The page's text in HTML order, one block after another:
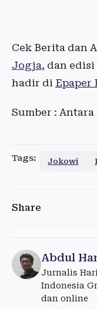
Cek Berita dan
Jogja, dan
hadir di Epaper
Sumber : Antara
Tags: Jokowi
Share
Abdul
Jurnalis
Indonesia
dan online